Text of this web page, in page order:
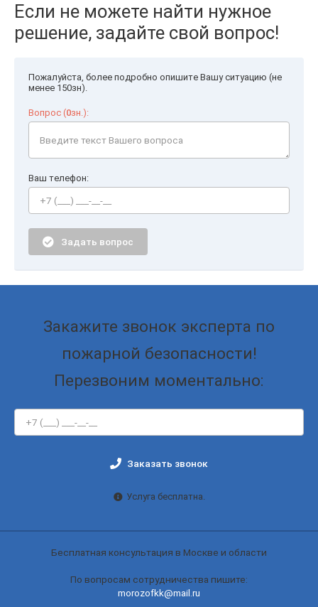
Если не можете найти нужное
решение, задайте свой вопрос!
Пожалуйста, более подробно опишите Вашу ситуацию (не
менее 150зн).
Вопрос (0зн.):
Ваш телефон:
Задать вопрос
Закажите звонок эксперта по
пожарной безопасности!
Перезвоним моментально:
Заказать звонок
Услуга бесплатна.
Бесплатная консультация в Москве и области
По вопросам сотрудничества пишите:
morozofkk@mail.ru